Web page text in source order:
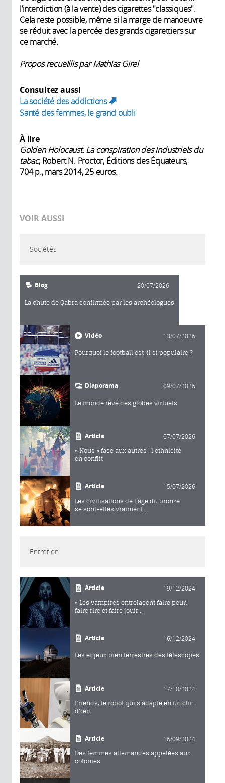
l’interdiction (à la vente) des cigarettes "classiques".
Cela reste possible, même si la marge de manoeuvre
se réduit avec la percée des grands cigarettiers sur
ce marché.
Propos recueillis par Mathias Girel
Consultez aussi
La société des addictions
(link is external)
Santé des femmes, le grand oubli
À lire
Golden Holocaust. La conspiration des industriels du
tabac, Robert N. Proctor, Éditions des Équateurs,
704 p., mars 2014, 25 euros.
VOIR AUSSI
Sociétés
Blog 20/07/2026
La chute de Qabra confirmée par les archéologues
Vidéo 13/07/2026
Pourquoi le football est-il si populaire ?
Diaporama 09/07/2026
Le monde rêvé des globes virtuels
Article 07/07/2026
« Nous » face aux autres : l’ethnicité
en conflit
Article 15/07/2026
Les civilisations de l’âge du bronze
se sont-elles vraiment...
Entretien
Article 19/12/2024
« Les vampires entrelacent faire peur,
faire rire et faire jouir...
Article 16/12/2024
Les enjeux bien terrestres des télescopes
Article 17/10/2024
Friends, le robot qui s'adapte en un clin
d'œil
Article 16/09/2024
Des femmes allemandes appelées aux
colonies